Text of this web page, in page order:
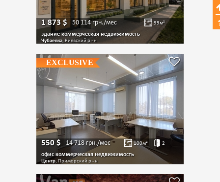
1 873 $ 50 114 грн./мес 99м²
здание коммерческая недвижимость
Чубаевка, Киевский р.- н
EXCLUSIVE
550 $ 14 718 грн./мес 100м² 2
офис коммерческая недвижимость
Центр, Приморский р.- н